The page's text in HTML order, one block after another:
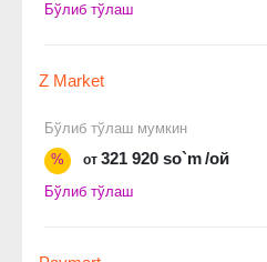
Бўлиб тўлаш
Z Market
Бўлиб тўлаш мумкин
%
от 321 920 so`m/ой
Бўлиб тўлаш